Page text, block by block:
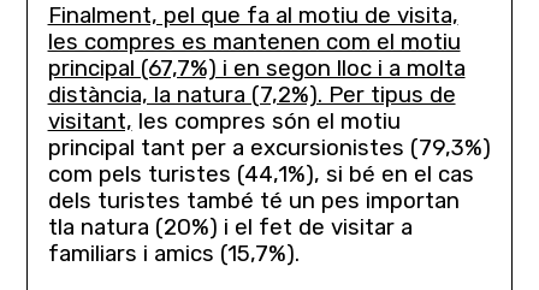
Finalment, pel que fa al motiu de visita,
les compres es mantenen com el motiu
principal (67,7%) i en segon lloc i a molta
distància, la natura (7,2%). Per tipus de
visitant, les compres són el motiu
principal tant per a excursionistes (79,3%)
com pels turistes (44,1%), si bé en el cas
dels turistes també té un pes importan
tla natura (20%) i el fet de visitar a
familiars i amics (15,7%).